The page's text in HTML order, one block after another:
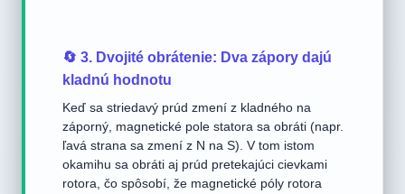
🔄 3. Dvojité obrátenie: Dva zápory dajú
kladnú hodnotu
Keď sa striedavý prúd zmení z kladného na
záporný, magnetické pole statora sa obráti (napr.
ľavá strana sa zmení z N na S). V tom istom
okamihu sa obráti aj prúd pretekajúci cievkami
rotora, čo spôsobí, že magnetické póly rotora